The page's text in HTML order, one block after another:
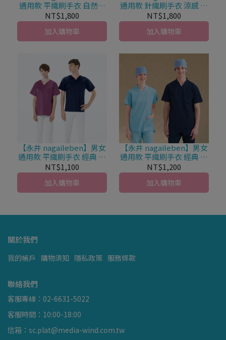
通用款 平織刷手衣 自然色
系 套頭式 SH-5317
NT$1,800
加入購物車
通用款 針織刷手衣 涼感 套
頭式 自然色系 RF-5502 (共
6色)
NT$1,800
加入購物車
【永井 nagaileben】男女
通用款 平織刷手衣 經典 制
靜電性 NR-9052 (共4色)
NT$1,100
加入購物車
【永井 nagaileben】男女
通用款 平織刷手衣 經典 吸
水性 SL-5092 (共7色)
NT$1,200
加入購物車
關於我們
我的帳戶 購物須知 隱私政策 服務條款
聯絡我們
客服專線：02-6631-5022
客服時間：10:00-18:00
信箱：sc.plat@media-wind.com.tw